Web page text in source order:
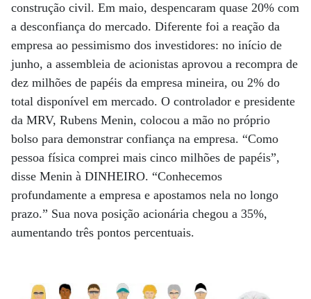
construção civil. Em maio, despencaram quase 20% com
a desconfiança do mercado. Diferente foi a reação da
empresa ao pessimismo dos investidores: no início de
junho, a assembleia de acionistas aprovou a recompra de
dez milhões de papéis da empresa mineira, ou 2% do
total disponível em mercado. O controlador e presidente
da MRV, Rubens Menin, colocou a mão no próprio
bolso para demonstrar confiança na empresa. “Como
pessoa física comprei mais cinco milhões de papéis”,
disse Menin à DINHEIRO. “Conhecemos
profundamente a empresa e apostamos nela no longo
prazo.” Sua nova posição acionária chegou a 35%,
aumentando três pontos percentuais.